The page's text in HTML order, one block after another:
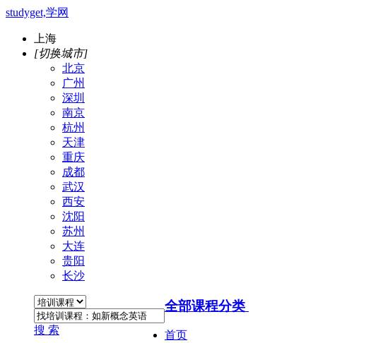
studyget,学网
上海
[切换城市]
北京
广州
深圳
南京
杭州
天津
重庆
成都
武汉
西安
沈阳
苏州
大连
贵阳
长沙
搜 索
全部课程分类
首页